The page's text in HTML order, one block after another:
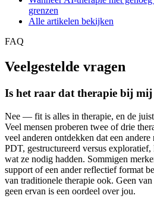
grenzen
Alle artikelen bekijken
FAQ
Veelgestelde vragen
Is het raar dat therapie bij mij
Nee — fit is alles in therapie, en de
Veel mensen proberen twee of drie
veel anderen ontdekken dat een
PDT, gestructureerd versus
wat ze nodig hadden. Sommigen
support of een ander reflectief format
van traditionele therapie ook. Geen
geen ervan is een oordeel over jou.